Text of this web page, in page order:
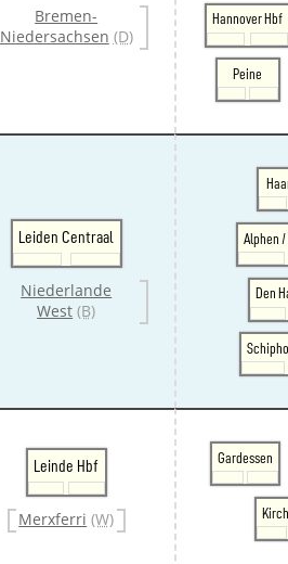
Bremen-
Niedersachsen (D)
Hannover Hbf
Peine
Leiden Centraal
Niederlande
West (B)
Alphen
Den
Leinde Hbf
Merxferri (W)
Gardessen